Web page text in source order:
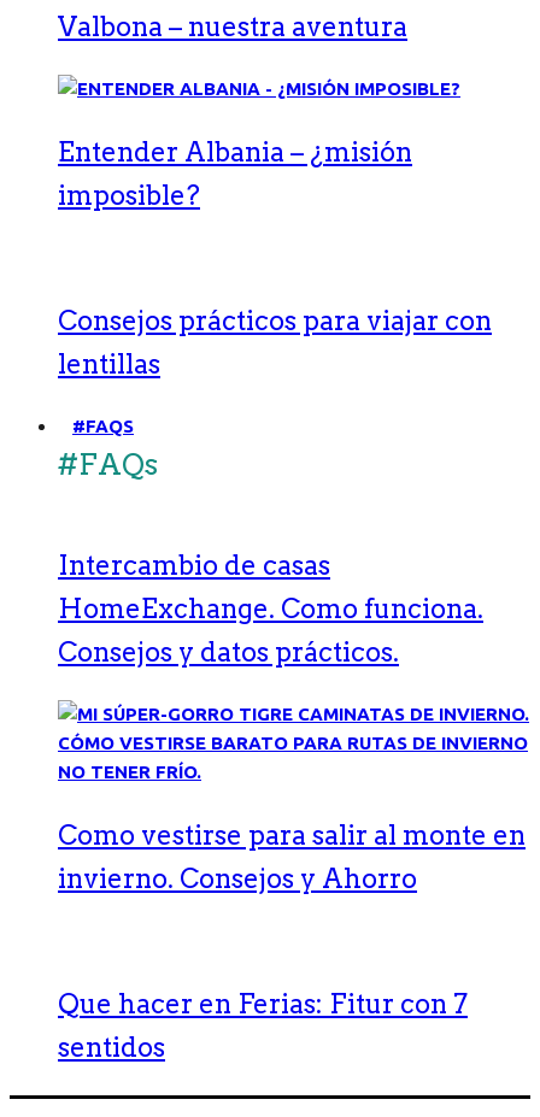
Valbona – nuestra aventura
Entender Albania – ¿misión
imposible?
Consejos prácticos para viajar con
lentillas
#FAQS
#FAQs
Intercambio de casas
HomeExchange. Como funciona.
Consejos y datos prácticos.
Como vestirse para salir al monte en
invierno. Consejos y Ahorro
Que hacer en Ferias: Fitur con 7
sentidos